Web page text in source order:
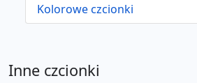
Kolorowe czcionki
Inne czcionki